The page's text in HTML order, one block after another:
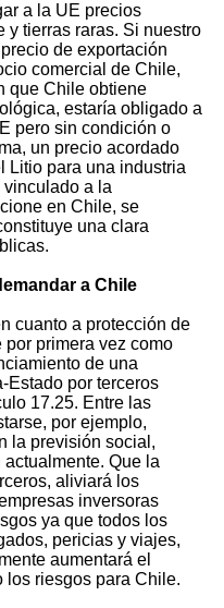
a la UE precios
y tierras raras. Si nuestro
de exportación
comercial de Chile,
que Chile obtiene
estaría obligado a
pero sin condición o
un precio acordado
Litio para una industria
a la
en Chile, se
una clara
a Chile
cuanto a protección de
por primera vez como
de una
Estado por terceros
17.25. Entre las
por ejemplo,
la previsión social,
Que la
aliviará los
inversoras
ya que todos los
pericias y viajes,
aumentará el
los riesgos para Chile.